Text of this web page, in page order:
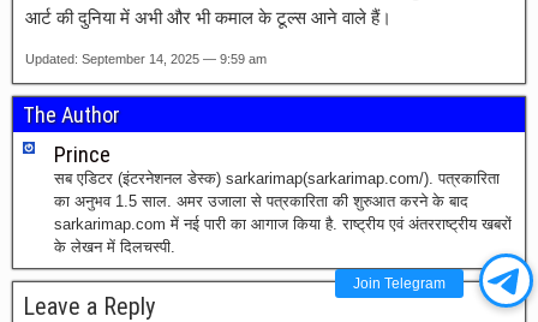
Join Telegram
आर्ट की दुनिया में अभी और भी कमाल के टूल्स आने वाले हैं।
Updated: September 14, 2025 — 9:59 am
The Author
Prince
सब एडिटर (इंटरनेशनल डेस्क) sarkarimap(sarkarimap.com/). पत्रकारिता
का अनुभव 1.5 साल. अमर उजाला से पत्रकारिता की शुरुआत करने के बाद
sarkarimap.com में नई पारी का आगाज किया है. राष्ट्रीय एवं अंतरराष्ट्रीय खबरों
के लेखन में दिलचस्पी.
Leave a Reply